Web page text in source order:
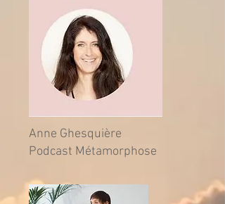
Anne Ghesquière
Podcast Métamorphose